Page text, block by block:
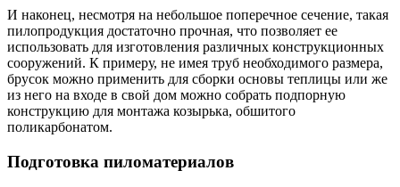
И наконец, несмотря на небольшое поперечное сечение, такая
пилопродукция достаточно прочная, что позволяет ее
использовать для изготовления различных конструкционных
сооружений. К примеру, не имея труб необходимого размера,
брусок можно применить для сборки основы теплицы или же
из него на входе в свой дом можно собрать подпорную
конструкцию для монтажа козырька, обшитого
поликарбонатом.
Подготовка пиломатериалов